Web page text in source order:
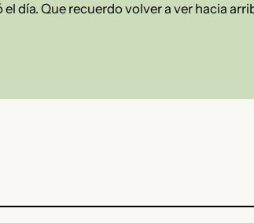
día. Que recuerdo volver a ver hacia